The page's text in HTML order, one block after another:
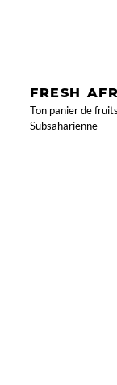
FRESH
Ton panier de
Subsaharienne